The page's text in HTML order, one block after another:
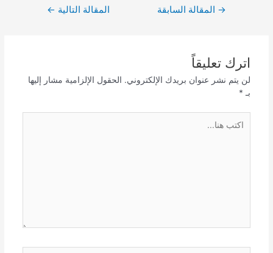
→ المقالة السابقة المقالة التالية ←
اترك تعليقاً
لن يتم نشر عنوان بريدك الإلكتروني. الحقول الإلزامية مشار إليها
بـ *
هنا...